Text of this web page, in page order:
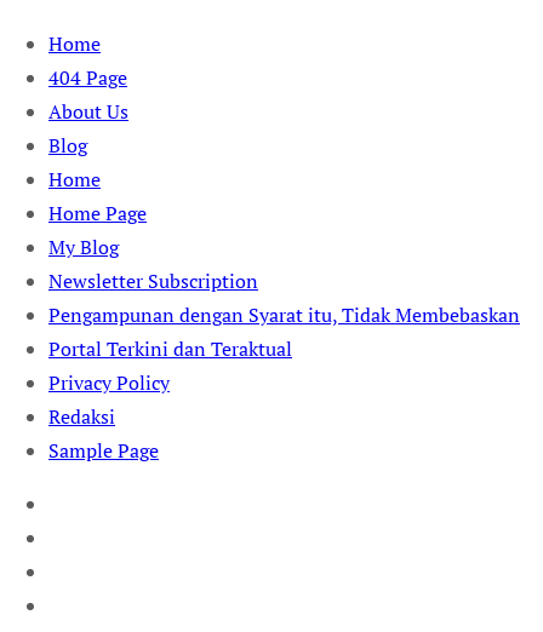
Skip
content
Home
404 Page
About Us
Blog
Home
Home Page
My Blog
Newsletter Subscription
Pengampunan dengan Syarat itu, Tidak Membebaskan
Portal Terkini dan Teraktual
Privacy Policy
Redaksi
Sample Page